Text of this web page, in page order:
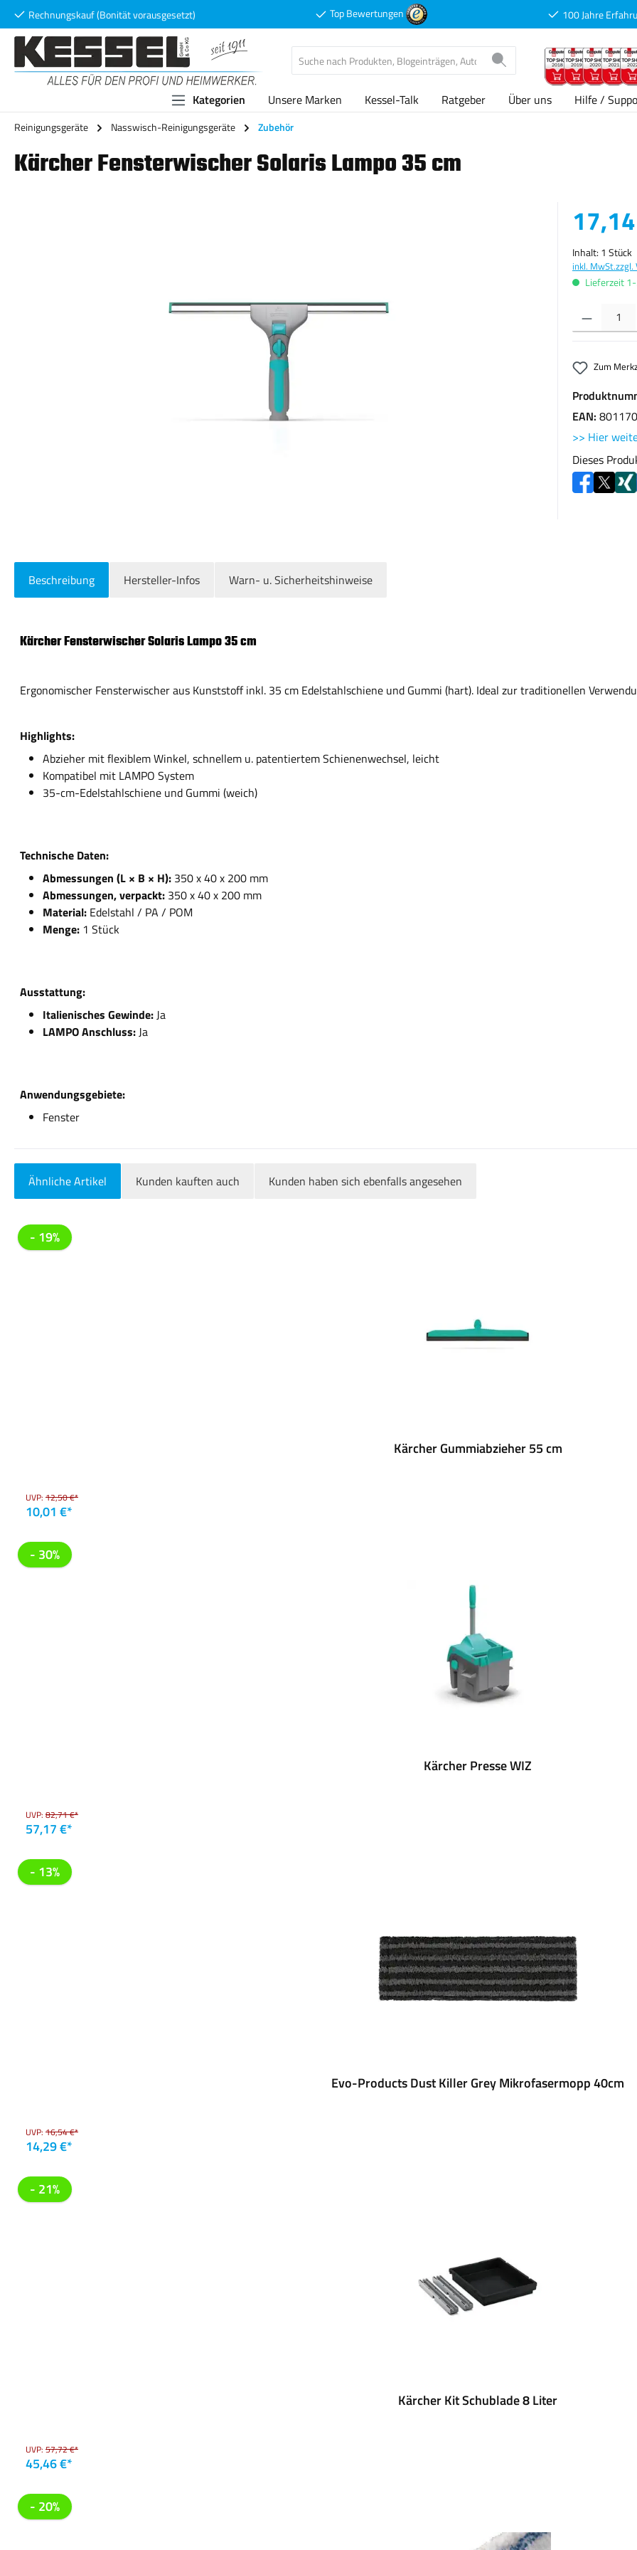
Hauptinhalt springen
Zur Suche springen
Zur Hauptnavigation springen
Rechnungskauf (Bonität vorausgesetzt) Top Bewertungen 100 Jahre
Kategorien Unsere Marken Kessel-Talk Ratgeber Über uns Hilfe /
Reinigungsgeräte Nasswisch-Reinigungsgeräte Zubehör
Kärcher Fensterwischer Solaris Lampo 35 cm
Inhalt: 1 Stück
inkl. MwSt.zzgl.
Lieferzeit
Zum
EAN:
>> Hier
Dieses
Beschreibung Hersteller-Infos Warn- u. Sicherheitshinweise
Kärcher Fensterwischer Solaris Lampo 35 cm
Ergonomischer Fensterwischer aus Kunststoff inkl. 35 cm Edelstahlschiene und Gummi (hart). Ideal zur traditionellen
Highlights:
Abzieher mit flexiblem Winkel, schnellem u. patentiertem Schienenwechsel, leicht
Kompatibel mit LAMPO System
35-cm-Edelstahlschiene und Gummi (weich)
Technische Daten:
Abmessungen (L × B × H): 350 x 40 x 200 mm
Abmessungen, verpackt: 350 x 40 x 200 mm
Material: Edelstahl / PA / POM
Menge: 1 Stück
Ausstattung:
Italienisches Gewinde:Ja
LAMPO Anschluss:Ja
Anwendungsgebiete:
Fenster
Ähnliche Artikel Kunden kauften auch Kunden haben sich ebenfalls angesehen
Produktgalerie überspringen
- 19%
Kärcher Gummiabzieher 55 cm
UVP: 12,50 €*
10,01 €*
- 30%
Kärcher Presse WIZ
UVP: 82,71 €*
57,17 €*
- 13%
Evo-Products Dust Killer Grey Mikrofasermopp 40cm
UVP: 16,54 €*
14,29 €*
- 21%
Kärcher Kit Schublade 8 Liter
UVP: 57,72 €*
45,46 €*
- 20%